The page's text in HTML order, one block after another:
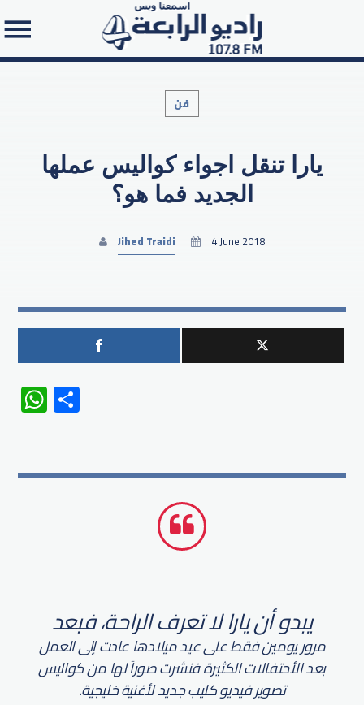
Search in the website:
فن
يارا تنقل اجواء كواليس عملها
الجديد فما هو؟
Jihed Traidi 4 June 2018
WhatsApp
يبدو أن يارا لا تعرف الراحة، فبعد
مرور يومين فقط على عيد ميلادها عادت إلى العمل
بعد الأحتفالات الكثيرة فنشرت صوراً لها من كواليس
تصوير فيديو كليب جديد لأغنية خليجية.